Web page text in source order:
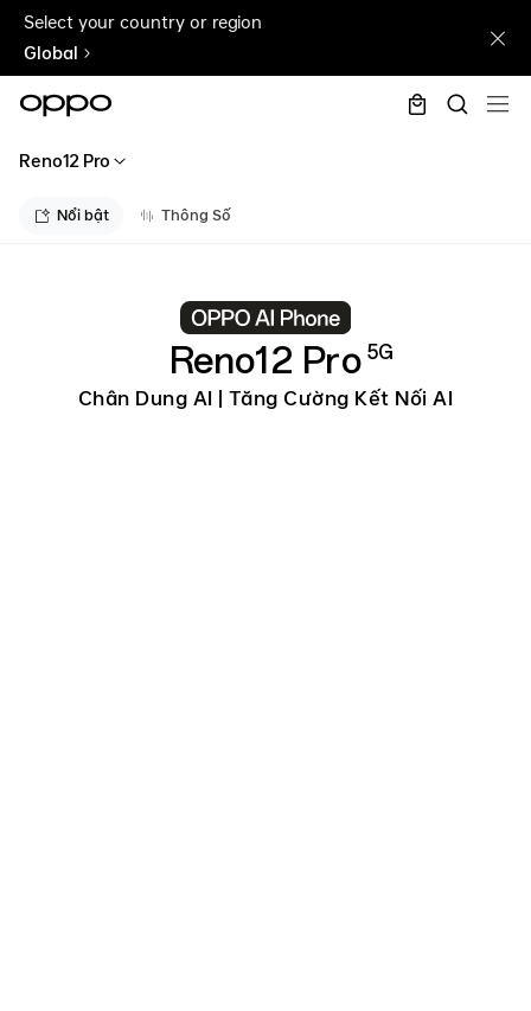
Select your country or region
Global
Reno12 Pro
Nổi bật Thông Số
Reno12 Pro 5G
Chân Dung AI | Tăng Cường Kết Nối AI